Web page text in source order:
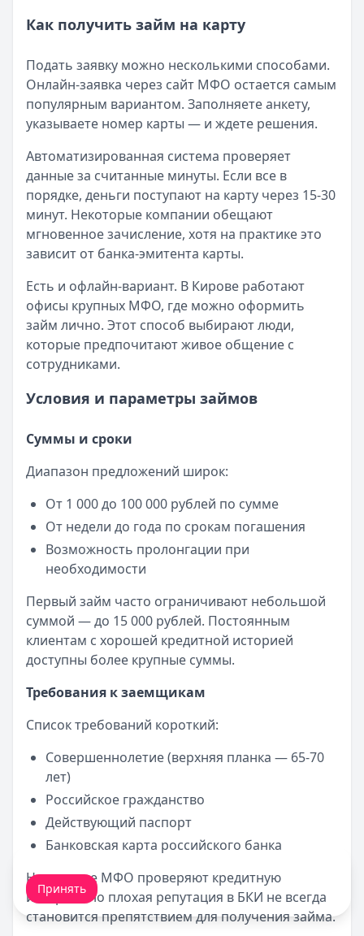
Как получить займ на карту
Подать заявку можно несколькими способами.
Онлайн-заявка через сайт МФО остается самым
популярным вариантом. Заполняете анкету,
указываете номер карты — и ждете решения.
Автоматизированная система проверяет
данные за считанные минуты. Если все в
порядке, деньги поступают на карту через 15-30
минут. Некоторые компании обещают
мгновенное зачисление, хотя на практике это
зависит от банка-эмитента карты.
Есть и офлайн-вариант. В Кирове работают
офисы крупных МФО, где можно оформить
займ лично. Этот способ выбирают люди,
которые предпочитают живое общение с
сотрудниками.
Условия и параметры займов
Суммы и сроки
Диапазон предложений широк:
От 1 000 до 100 000 рублей по сумме
От недели до года по срокам погашения
Возможность пролонгации при
необходимости
Первый займ часто ограничивают небольшой
суммой — до 15 000 рублей. Постоянным
клиентам с хорошей кредитной историей
доступны более крупные суммы.
Требования к заемщикам
Список требований короткий:
Совершеннолетие (верхняя планка — 65-70
лет)
Российское гражданство
Действующий паспорт
Банковская карта российского банка
Некоторые МФО проверяют кредитную
историю, но плохая репутация в БКИ не всегда
становится препятствием для получения займа.
Принять